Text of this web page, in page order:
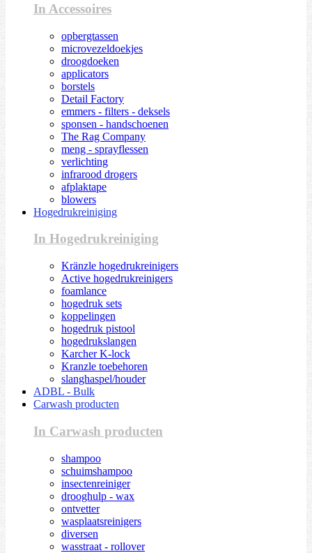
In Accessoires
opbergtassen
microvezeldoekjes
droogdoeken
applicators
borstels
Detail Factory
emmers - filters - deksels
sponsen - handschoenen
The Rag Company
meng - sprayflessen
verlichting
infrarood drogers
afplaktape
blowers
Hogedrukreiniging
In Hogedrukreiniging
Kränzle hogedrukreinigers
Active hogedrukreinigers
foamlance
hogedruk sets
koppelingen
hogedruk pistool
hogedrukslangen
Karcher K-lock
Kranzle toebehoren
slanghaspel/houder
ADBL - Bulk
Carwash producten
In Carwash producten
shampoo
schuimshampoo
insectenreiniger
drooghulp - wax
ontvetter
wasplaatsreinigers
diversen
wasstraat - rollover